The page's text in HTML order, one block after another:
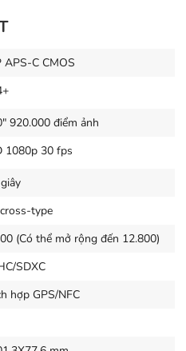
phong cảnh thiên nhiên,
chế độ cảnh thích hợp, và
thiết lập tối ưu cho cảnh
thể được sử dụng để áp
hiệu ứng Fish-eye và
video Full-HD ở 30/25 /
tục lên tới 3 khung hình /
APS-C CMOS
920.000 điểm ảnh
1080p 30 fps
type
(Có thể mở rộng đến 12.800)
SDXC
hợp GPS/NFC